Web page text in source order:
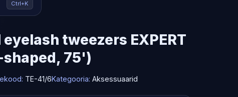
Ctrl+K
tweezers EXPERT
shaped, 75')
TE-41/6Kategooria: Aksessuaarid